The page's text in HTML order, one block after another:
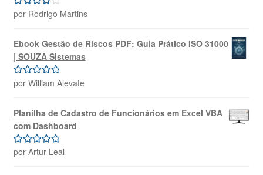
Avaliação
por Rodrigo Martins
Ebook Gestão de Riscos PDF: Guia Prático ISO 31000
| SOUZA Sistemas
Avaliação5
por William Alevate
Planilha de Cadastro de Funcionários em Excel VBA
com Dashboard
Avaliação 5
por Artur Leal